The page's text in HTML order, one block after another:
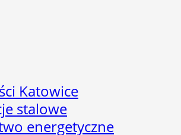
Katowice
stalowe
energetyczne